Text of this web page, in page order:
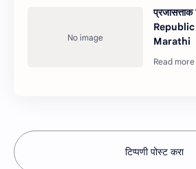
प्रजासत्ताक
Marathi
टिप्पणी पोस्ट करा